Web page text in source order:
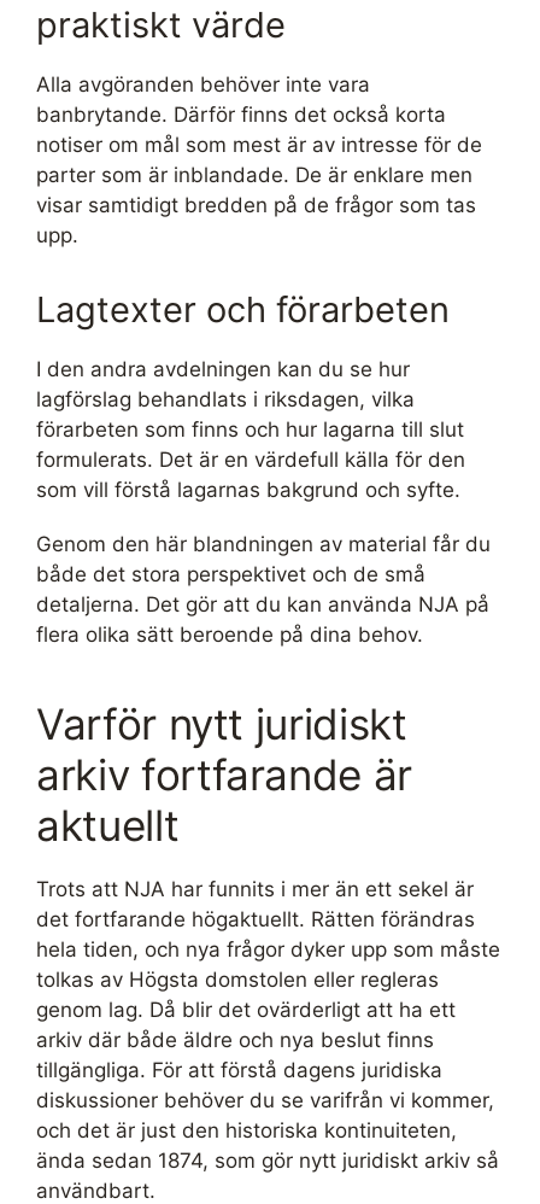
praktiskt värde
Alla avgöranden behöver inte vara
banbrytande. Därför finns det också korta
notiser om mål som mest är av intresse för de
parter som är inblandade. De är enklare men
visar samtidigt bredden på de frågor som tas
upp.
Lagtexter och förarbeten
I den andra avdelningen kan du se hur
lagförslag behandlats i riksdagen, vilka
förarbeten som finns och hur lagarna till slut
formulerats. Det är en värdefull källa för den
som vill förstå lagarnas bakgrund och syfte.
Genom den här blandningen av material får du
både det stora perspektivet och de små
detaljerna. Det gör att du kan använda NJA på
flera olika sätt beroende på dina behov.
Varför nytt juridiskt
arkiv fortfarande är
aktuellt
Trots att NJA har funnits i mer än ett sekel är
det fortfarande högaktuellt. Rätten förändras
hela tiden, och nya frågor dyker upp som måste
tolkas av Högsta domstolen eller regleras
genom lag. Då blir det ovärderligt att ha ett
arkiv där både äldre och nya beslut finns
tillgängliga. För att förstå dagens juridiska
diskussioner behöver du se varifrån vi kommer,
och det är just den historiska kontinuiteten,
ända sedan 1874, som gör nytt juridiskt arkiv så
användbart.